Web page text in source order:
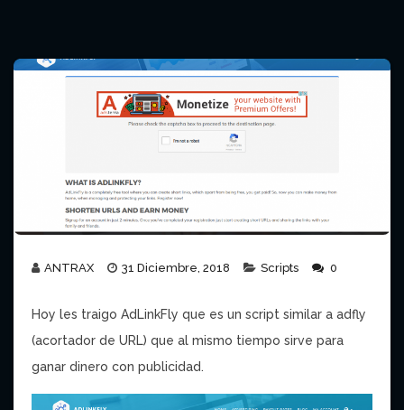
ANTRAX 31 Diciembre, 2018 Scripts 0
Hoy les traigo AdLinkFly que es un script similar a adfly
(acortador de URL) que al mismo tiempo sirve para
ganar dinero con publicidad.